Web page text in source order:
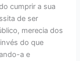
cumprir a sua
de ser
merecia dos
do que
a e